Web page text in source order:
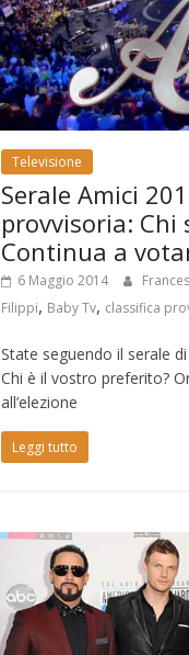
Televisione
Serale Amici
provvisoria: Chi
Continua a
6 Maggio 2014
Filippi, Baby Tv, classifica
State seguendo il serale
Chi è il vostro preferito?
all’elezione
Leggi tutto